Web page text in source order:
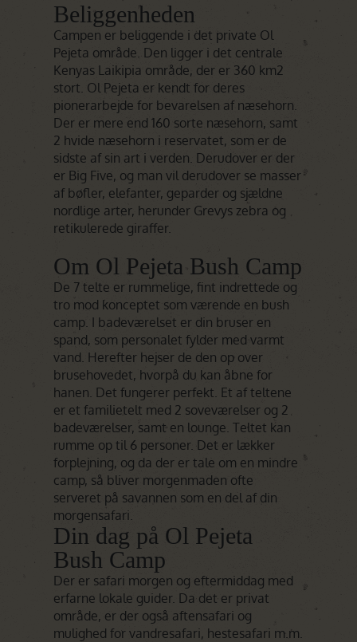
Beliggenheden
Campen er beliggende i det private Ol
Pejeta område. Den ligger i det centrale
Kenyas Laikipia område, der er 360 km2
stort. Ol Pejeta er kendt for deres
pionerarbejde for bevarelsen af næsehorn.
Der er mere end 160 sorte næsehorn, samt
2 hvide næsehorn i reservatet, som er de
sidste af sin art i verden. Derudover er der
er Big Five, og man vil derudover se masser
af bøfler, elefanter, geparder og sjældne
nordlige arter, herunder Grevys zebra og
retikulerede giraffer.
Om Ol Pejeta Bush Camp
De 7 telte er rummelige, fint indrettede og
tro mod konceptet som værende en bush
camp. I badeværelset er din bruser en
spand, som personalet fylder med varmt
vand. Herefter hejser de den op over
brusehovedet, hvorpå du kan åbne for
hanen. Det fungerer perfekt. Et af teltene
er et familietelt med 2 soveværelser og 2
badeværelser, samt en lounge. Teltet kan
rumme op til 6 personer. Det er lækker
forplejning, og da der er tale om en mindre
camp, så bliver morgenmaden ofte
serveret på savannen som en del af din
morgensafari.
Din dag på Ol Pejeta
Bush Camp
Der er safari morgen og eftermiddag med
erfarne lokale guider. Da det er privat
område, er der også aftensafari og
mulighed for vandresafari, hestesafari m.m.